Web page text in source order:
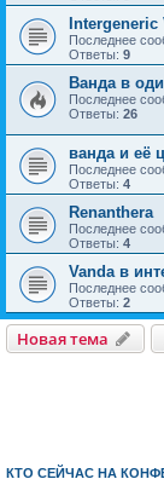
Intergeneric
Последнее
Ответы: 9
Ванда в
Последнее
Ответы: 26
ванда и её
Последнее
Ответы: 4
Renanthera
Последнее
Ответы: 4
Vanda в
Последнее
Ответы: 2
Новая тема
КТО СЕЙЧАС НА